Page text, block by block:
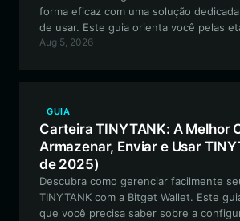
forma eficaz com uma solução
de usar. Este guia orienta você pelas
para configurar sua carteira monkeys
Aug 5, 2026
GUIA
Carteira TINYTANK: A Melhor
Armazenar, Enviar e Usar
de 2025)
Descubra como gerenciar facilmente
TINYTANK com a Bitget Wallet. Este
que você precisa saber sobre a